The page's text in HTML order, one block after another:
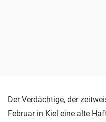
Der Verdächtige, der
Februar in Kiel eine alte